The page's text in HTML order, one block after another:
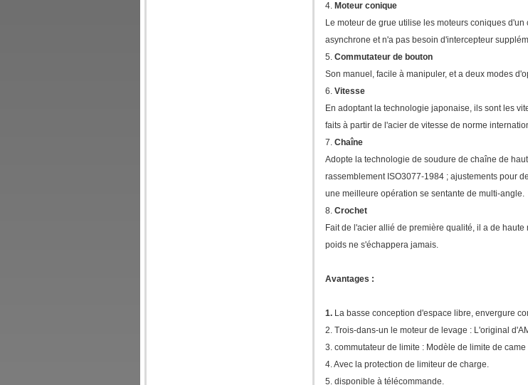
4. Moteur conique
Le moteur de grue utilise les moteurs coniques
asynchrone et n'a pas besoin d'intercepteur
5. Commutateur de bouton
Son manuel, facile à manipuler, et a deux modes
6. Vitesse
En adoptant la technologie japonaise, ils sont les
faits à partir de l'acier de vitesse de norme
7. Chaîne
Adopte la technologie de soudure de chaîne de
rassemblement ISO3077-1984 ; ajustements pour
une meilleure opération se sentante de multi-angle.
8. Crochet
Fait de l'acier allié de première qualité, il a de
poids ne s'échappera jamais.
Avantages :
1. La basse conception d'espace libre, envergure
2. Trois-dans-un le moteur de levage : L'original
3. commutateur de limite : Modèle de limite de
4. Avec la protection de limiteur de charge.
5. disponible à télécommande.